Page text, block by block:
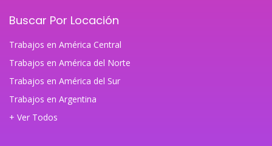
Buscar Por Locación
Trabajos en América Central
Trabajos en América del Norte
Trabajos en América del Sur
Trabajos en Argentina
+ Ver Todos